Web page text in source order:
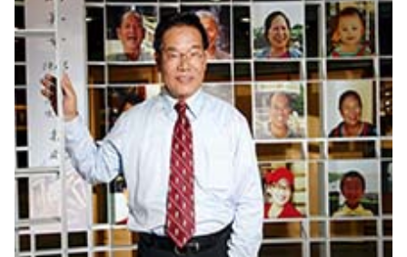
彭杏珠 加入追蹤